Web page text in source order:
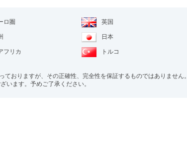
ロ圏 英国
日本
フリカ トルコ
おりますが、その正確性、完全性を保証するものではありません。
います。予めご了承ください。